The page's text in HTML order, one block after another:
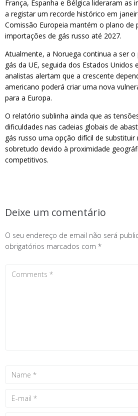
França, Espanha e Bélgica lideraram as
a registar um recorde histórico em
Comissão Europeia mantém o plano de
importações de gás russo até 2027.
Atualmente, a Noruega continua a ser
gás da UE, seguida dos Estados Unidos
analistas alertam que a crescente
americano poderá criar uma nova
para a Europa.
O relatório sublinha ainda que as
dificuldades nas cadeias globais de
gás russo uma opção difícil de
sobretudo devido à proximidade
competitivos.
Deixe um comentário
O seu endereço de email não será
obrigatórios marcados com *